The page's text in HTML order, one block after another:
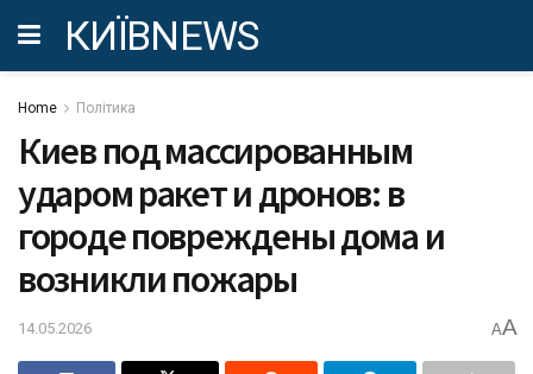
КИЇВNEWS
Home Політика
Киев под массированным
ударом ракет и дронов: в
городе повреждены дома и
возникли пожары
14.05.2026 AA